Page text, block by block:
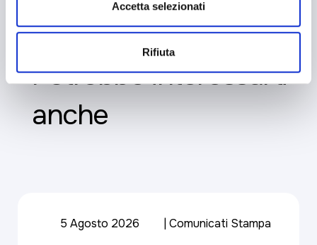
Accetta selezionati
Rifiuta
Potrebbe interessarti
anche
5 Agosto 2026 Comunicati Stampa